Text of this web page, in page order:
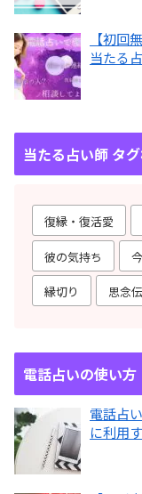
【初回
当たる
当たる占い師 タ
復縁・復活愛
彼の気持ち
縁切り 思念
電話占いの使い方
電話占
に利用